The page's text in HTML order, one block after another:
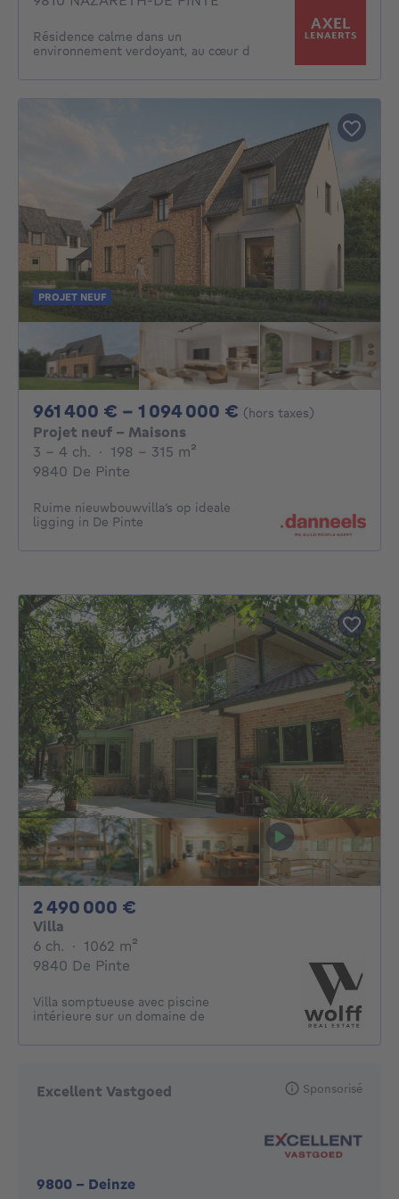
Résidence calme dans un
environnement verdoyant, au cœur d
PROJET NEUF
961 400 € - 1 094 000 € De 961400€ À
(hors taxes)
Projet neuf - Maisons
3 - 4 Chambres
3 - 4 ch. · 198 - 315 m²
9840 De Pinte
Ruime nieuwbouwvilla’s op ideale
ligging in De Pinte
2 490 000 €
Villa
6 ch. 6 chambres
· 1062 m²
9840 De Pinte
Villa somptueuse avec piscine
intérieure sur un domaine de
Excellent Vastgoed
9800 - Deinze
Sponsorisé